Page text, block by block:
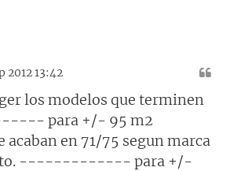
2012 13:42
los modelos que terminen
para +/- 95 m2
acaban en 71/75 segun marca
------------- para +/-